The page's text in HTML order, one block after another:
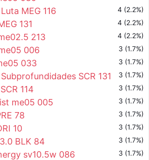
MEG 116 4 (2.2%)
131 4 (2.2%)
213 4 (2.2%)
006 3 (1.7%)
033 3 (1.7%)
SCR 131 3 (1.7%)
114 3 (1.7%)
me05 005 3 (1.7%)
78 3 (1.7%)
10 3 (1.7%)
BLK 84 3 (1.7%)
sv10.5w 086 3 (1.7%)